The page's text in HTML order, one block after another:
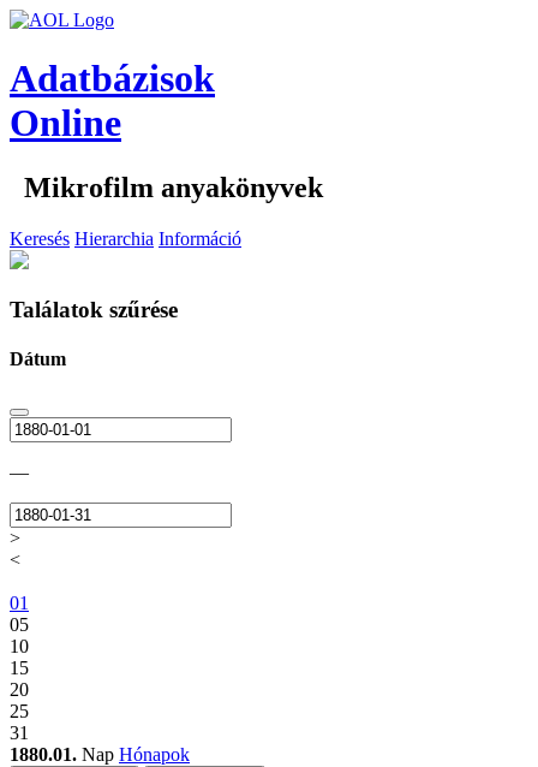
Adatbázisok
Online
Mikrofilm anyakönyvek
Keresés Hierarchia Információ
Találatok szűrése
Dátum
—
>
<
01
05
10
15
20
25
31
1880.01. Nap Hónapok